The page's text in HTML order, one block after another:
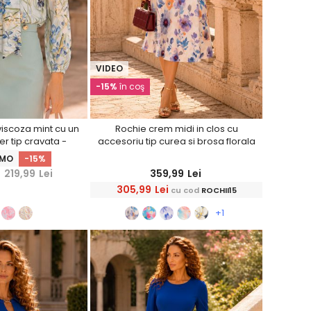
mint cu un
tip cravata -
-15%
219,99 Lei
-15% în coş
VIDEO
Rochie crem midi in clos cu
accesoriu tip curea si brosa florala
359,99 Lei
305,99 Lei cu cod ROCHII15
+1